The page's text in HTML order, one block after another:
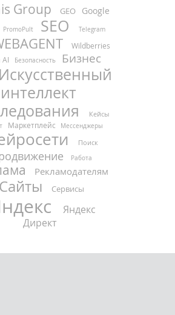
Group GEO Google
PromoPult SEO Telegram
Wildberries
AI
Безопасность
Бизнес
Искусственный
интеллект
Кейсы
Маркетплейс Мессенджеры
Поиск
Работа
Рекламодателям
Сайты Сервисы
Яндекс
Директ